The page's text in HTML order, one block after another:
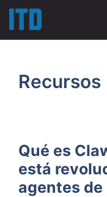
Saltar
contenido
Recursos
Qué es
está
agentes de